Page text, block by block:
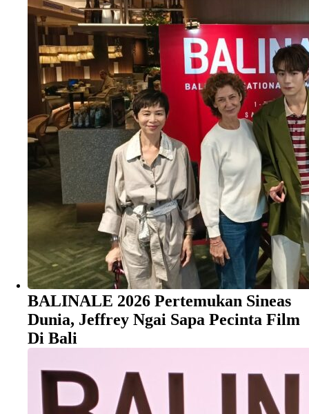
BALINALE 2026 Pertemukan Sineas
Dunia, Jeffrey Ngai Sapa Pecinta Film
Di Bali